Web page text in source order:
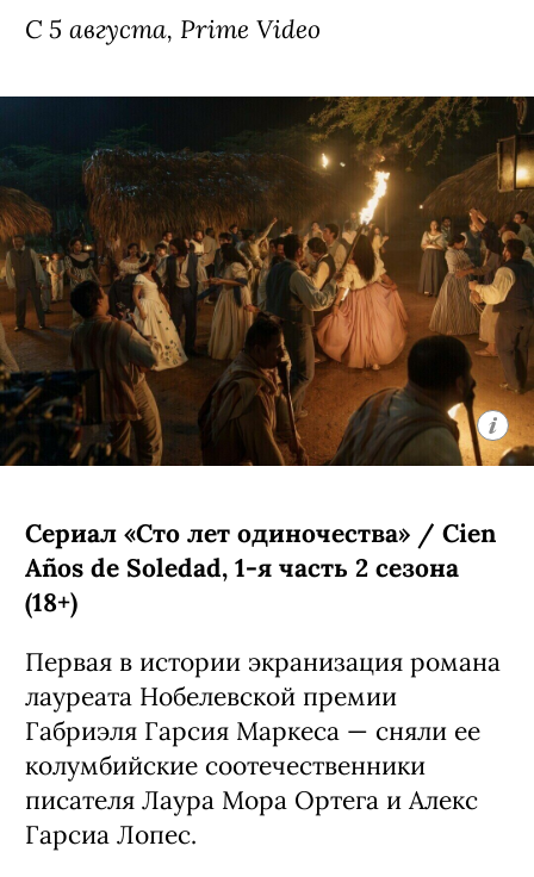
С 5 августа, Prime Video
Сериал «Сто лет одиночества» / Cien
Años de Soledad, 1-я часть 2 сезона
(18+)
Первая в истории экранизация романа
лауреата Нобелевской премии
Габриэля Гарсия Маркеса — сняли ее
колумбийские соотечественники
писателя Лаура Мора Ортега и Алекс
Гарсиа Лопес.